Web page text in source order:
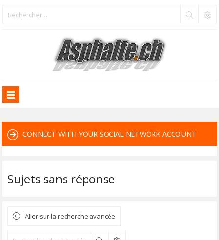
CONNECT WITH YOUR SOCIAL NETWORK ACCOUNT
Sujets sans réponse
Aller sur la recherche avancée